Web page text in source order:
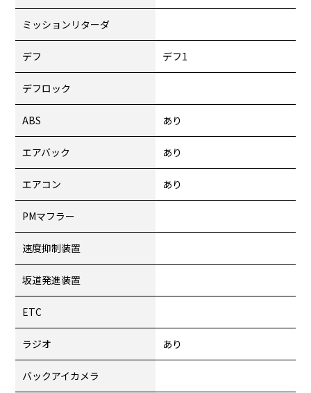
ミッションリターダ
デフ デフ1
デフロック
ABS あり
エアバック あり
エアコン あり
PMマフラー
速度抑制装置
坂道発進装置
ETC
ラジオ あり
バックアイカメラ